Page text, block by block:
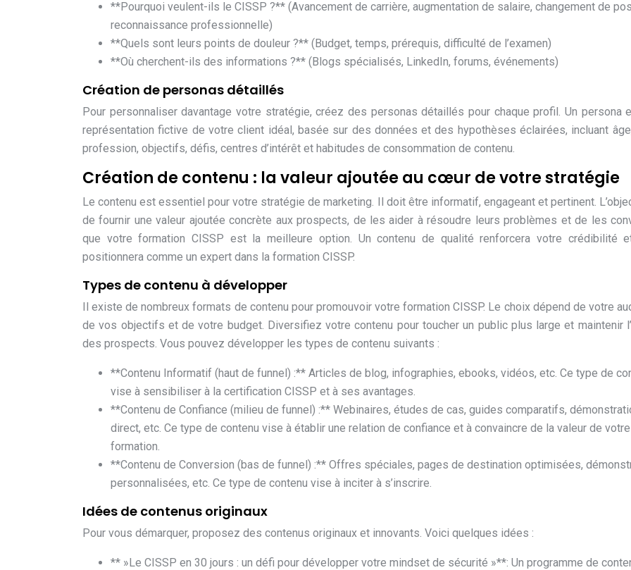
**Pourquoi veulent-ils le CISSP ?** (Avancement de carrière, augmentation de salaire, changement de
reconnaissance professionnelle)
**Quels sont leurs points de douleur ?** (Budget, temps, prérequis, difficulté de l’examen)
**Où cherchent-ils des informations ?** (Blogs spécialisés, LinkedIn, forums, événements)
Création de personas détaillés
Pour personnaliser davantage votre stratégie, créez des personas détaillés pour chaque profil. Un persona
représentation fictive de votre client idéal, basée sur des données et des hypothèses éclairées, incluant
profession, objectifs, défis, centres d’intérêt et habitudes de consommation de contenu.
Création de contenu : la valeur ajoutée au cœur de votre stratégie
Le contenu est essentiel pour votre stratégie de marketing. Il doit être informatif, engageant et pertinent.
de fournir une valeur ajoutée concrète aux prospects, de les aider à résoudre leurs problèmes et de les
que votre formation CISSP est la meilleure option. Un contenu de qualité renforcera votre crédibilité
positionnera comme un expert dans la formation CISSP.
Types de contenu à développer
Il existe de nombreux formats de contenu pour promouvoir votre formation CISSP. Le choix dépend de votre
de vos objectifs et de votre budget. Diversifiez votre contenu pour toucher un public plus large et maintenir
des prospects. Vous pouvez développer les types de contenu suivants :
**Contenu Informatif (haut de funnel) :** Articles de blog, infographies, ebooks, vidéos, etc. Ce type de
vise à sensibiliser à la certification CISSP et à ses avantages.
**Contenu de Confiance (milieu de funnel) :** Webinaires, études de cas, guides comparatifs,
direct, etc. Ce type de contenu vise à établir une relation de confiance et à convaincre de la valeur de votre
formation.
**Contenu de Conversion (bas de funnel) :** Offres spéciales, pages de destination optimisées,
personnalisées, etc. Ce type de contenu vise à inciter à s’inscrire.
Idées de contenus originaux
Pour vous démarquer, proposez des contenus originaux et innovants. Voici quelques idées :
** »Le CISSP en 30 jours : un défi pour développer votre mindset de sécurité »**: Un programme de